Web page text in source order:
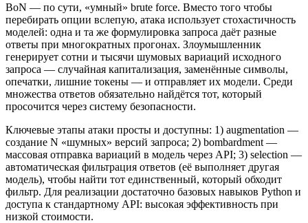
BoN — по сути, «умный» brute force. Вместо того чтобы
перебирать опции вслепую, атака использует стохастичность
моделей: одна и та же формулировка запроса даёт разные
ответы при многократных прогонах. Злоумышленник
генерирует сотни и тысячи шумовых вариаций исходного
запроса — случайная капитализация, заменённые символы,
опечатки, лишние токены — и отправляет их модели. Среди
множества ответов обязательно найдётся тот, который
просочится через систему безопасности.
Ключевые этапы атаки просты и доступны: 1) augmentation —
создание N «шумных» версий запроса; 2) bombardment —
массовая отправка вариаций в модель через API; 3) selection —
автоматическая фильтрация ответов (её выполняет другая
модель), чтобы найти тот единственный, который обходит
фильтр. Для реализации достаточно базовых навыков Python и
доступа к стандартному API: высокая эффективность при
низкой стоимости.